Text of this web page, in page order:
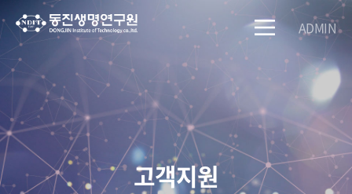
ADMIN
고객지원